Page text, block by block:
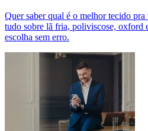
Quer saber qual é o melhor tecido
tudo sobre lã fria, poliviscose, oxford
escolha sem erro.